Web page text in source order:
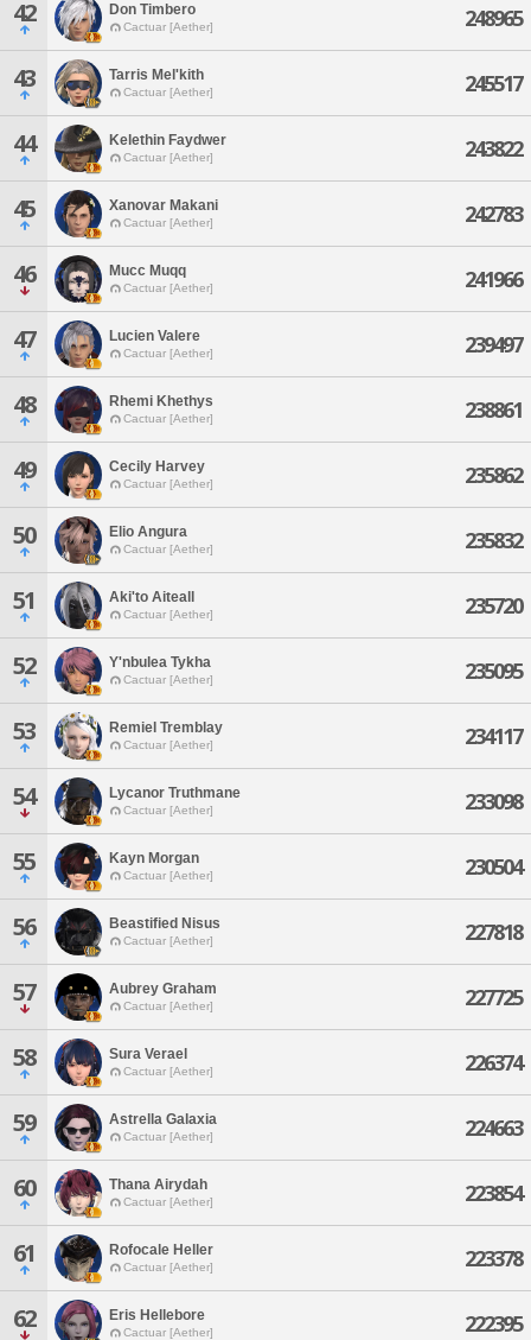
42 Don Timbero
Cactuar [Aether] 248965
43 Tarris Mel'kith
Cactuar [Aether] 245517
44 Kelethin Faydwer
Cactuar [Aether] 243822
45 Xanovar Makani
Cactuar [Aether] 242783
46 Mucc Muqq
Cactuar [Aether] 241966
47 Lucien Valere
Cactuar [Aether] 239497
48 Rhemi Khethys
Cactuar [Aether] 238861
49 Cecily Harvey
Cactuar [Aether] 235862
50 Elio Angura
Cactuar [Aether] 235832
51 Aki'to Aiteall
Cactuar [Aether] 235720
52 Y'nbulea Tykha
Cactuar [Aether] 235095
53 Remiel Tremblay
Cactuar [Aether] 234117
54 Lycanor Truthmane
Cactuar [Aether] 233098
55 Kayn Morgan
Cactuar [Aether] 230504
56 Beastified Nisus
Cactuar [Aether] 227818
57 Aubrey Graham
Cactuar [Aether] 227725
58 Sura Verael
Cactuar [Aether] 226374
59 Astrella Galaxia
Cactuar [Aether] 224663
60 Thana Airydah
Cactuar [Aether] 223854
61 Rofocale Heller
Cactuar [Aether] 223378
62 Eris Hellebore
Cactuar [Aether] 222395